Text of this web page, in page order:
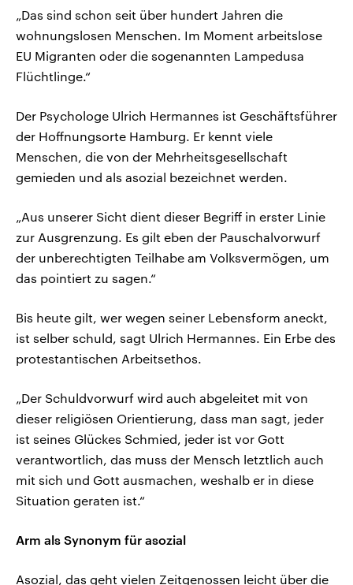
„Das sind schon seit über hundert Jahren die
wohnungslosen Menschen. Im Moment arbeitslose
EU Migranten oder die sogenannten Lampedusa
Flüchtlinge.“
Der Psychologe Ulrich Hermannes ist Geschäftsführer
der Hoffnungsorte Hamburg. Er kennt viele
Menschen, die von der Mehrheitsgesellschaft
gemieden und als asozial bezeichnet werden.
„Aus unserer Sicht dient dieser Begriff in erster Linie
zur Ausgrenzung. Es gilt eben der Pauschalvorwurf
der unberechtigten Teilhabe am Volksvermögen, um
das pointiert zu sagen.“
Bis heute gilt, wer wegen seiner Lebensform aneckt,
ist selber schuld, sagt Ulrich Hermannes. Ein Erbe des
protestantischen Arbeitsethos.
„Der Schuldvorwurf wird auch abgeleitet mit von
dieser religiösen Orientierung, dass man sagt, jeder
ist seines Glückes Schmied, jeder ist vor Gott
verantwortlich, das muss der Mensch letztlich auch
mit sich und Gott ausmachen, weshalb er in diese
Situation geraten ist.“
Arm als Synonym für asozial
Asozial, das geht vielen Zeitgenossen leicht über die